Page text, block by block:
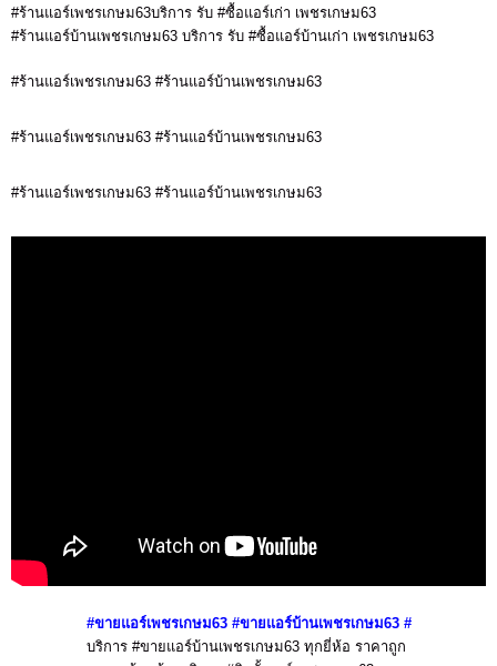
#ร้านแอร์เพชรเกษม63บริการ รับ #ซื้อแอร์เก่า เพชรเกษม63
#ร้านแอร์บ้านเพชรเกษม63 บริการ รับ #ซื้อแอร์บ้านเก่า เพชรเกษม63
#ร้านแอร์เพชรเกษม63 #ร้านแอร์บ้านเพชรเกษม63
#ร้านแอร์เพชรเกษม63 #ร้านแอร์บ้านเพชรเกษม63
#ร้านแอร์เพชรเกษม63 #ร้านแอร์บ้านเพชรเกษม63
#ขายแอร์เพชรเกษม63 #ขายแอร์บ้านเพชรเกษม63#
บริการ #ขายแอร์บ้านเพชรเกษม63 ทุกยี่ห้อ ราคาถูก